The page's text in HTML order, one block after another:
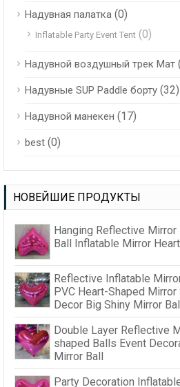
Надувная палатка (0)
Inflatable Party Event Tent (0)
Надувной воздушный трек Мат
Надувные SUP Paddle борту (32)
Надувной манекен (17)
best (0)
НОВЕЙШИЕ ПРОДУКТЫ
Hanging Reflective Mirror
Ball Inflatable Mirror
Reflective Inflatable
PVC Heart-Shaped
Decor Big Shiny Mirror
Double Layer Reflective
shaped Balls Event
Mirror Ball
Party Decoration